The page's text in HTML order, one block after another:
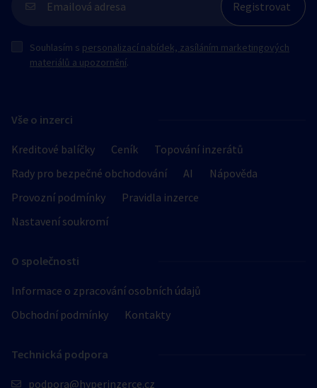
Vše o inzerci
Kreditové balíčky Ceník
Topování inzerátů
Rady pro bezpečné obchodování
AI
Nápověda
Provozní podmínky
Pravidla inzerce
Nastavení soukromí
O společnosti
Informace o zpracování osobních údajů
Obchodní podmínky
Kontakty
Technická podpora
podpora@hyperinzerce.cz
Souhlasím s personalizací nabídek, zasíláním marketingových
materiálů a upozornění.